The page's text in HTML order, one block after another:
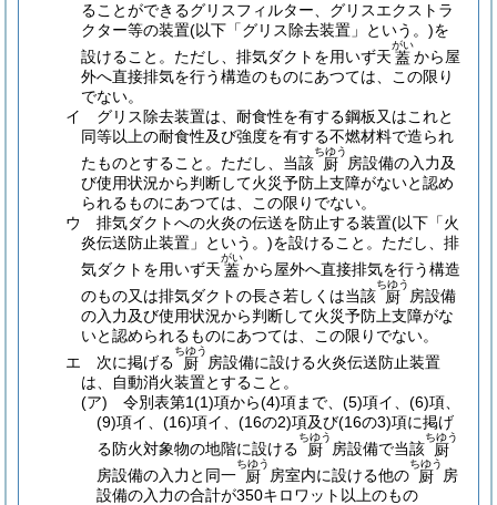
ることができるグリスフィルター、グリスエクストラ
クター等の装置(以下「グリス除去装置」という。)を
設けること。 ただし、排気ダクトを用いず天 蓋
がい
から屋
外へ直接排気を行う構造のものにあつては、この限り
でない。
イ
グリス除去装置は、耐食性を有する鋼板又はこれと
同等以上の耐食性及び強度を有する不燃材料で造られ
たものとすること。 ただし、当該 厨
ちゆう
房設備の入力及
び使用状況から判断して火災予防上支障がないと認め
られるものにあつては、この限りでない。
ウ
排気ダクトへの火炎の伝送を防止する装置(以下「火
炎伝送防止装置」という。)を設けること。 ただし、排
気ダクトを用いず天 蓋
がい
から屋外へ直接排気を行う構造
のもの又は排気ダクトの長さ若しくは当該
厨
ちゆう
房設備
の入力及び使用状況から判断して火災予防上支障がな
いと認められるものにあつては、この限りでない。
エ
次に掲げる 厨
ちゆう
房設備に設ける火炎伝送防止装置
は、自動消火装置とすること。
(ア)
令別表第1(1)項から(4)項まで、(5)項イ、(6)項、
(9)項イ、(16)項イ、(16の2)項及び(16の3)項に掲げ
る防火対象物の地階に設ける
厨
ちゆう
房設備で当該 厨
ちゆう
房設備の入力と同一 厨
ちゆう
房室内に設ける他の 厨
ちゆう
房
設備の入力の合計が350キロワット以上のもの